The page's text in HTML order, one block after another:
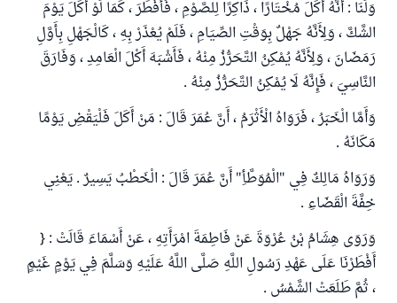
وَلَنَا : أَنَّهُ أَكَلَ مُخْتَارًا ، ذَاكِرًا لِلصَّوْمِ ، فَأَفْطَرَ ، كَمَا لَوْ أَكَلَ يَوْمَ
الشَّكَّ ، وَلِأَنَّهُ جَهْلٌ بِوَقْتِ الصِّيَامِ ، فَلَمْ يُعْذَرْ بِهِ ، كَالْجَهْلِ بِأَوَّلِ
رَمَضَانَ ، وَلِأَنَّهُ يُمْكِنُ التَّحَرُّزُ مِنْهُ ، فَأَشْبَهَ أَكْلَ الْعَامِدِ ، وَفَارَقَ
النَّاسِيَ ، فَإِنَّهُ لَا يُمْكِنُ التَّحَرُّزُ مِنْهُ .
وَأَمَّا الْخَبَرُ ، فَرَوَاهُ الْأَثْرَمُ ، أَنَّ عُمَرَ قَالَ : مَنْ أَكَلَ فَلْيَقْضِ يَوْمًا
مَكَانَهُ .
وَرَوَاهُ مَالِكٌ فِي "الْمُوَطَّأِ" أَنَّ عُمَرَ قَالَ : الْخَطْبُ يَسِيرٌ . يَعْنِي
خِفَّةَ الْقَضَاءِ .
وَرَوَى هِشَامُ بْنُ عُرْوَةَ عَنْ فَاطِمَةَ امْرَأَتِهِ ، عَنْ أَسْمَاءَ قَالَتْ : {
أَفْطَرْنَا عَلَى عَهْدِ رَسُولِ اللَّهِ صَلَّى اللَّهُ عَلَيْهِ وَسَلَّمَ فِي يَوْمٍ غَيْمٍ
، ثُمَّ طَلَعَتْ الشَّمْسُ .